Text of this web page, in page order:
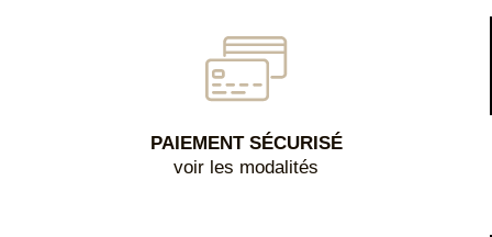
PAIEMENT SÉCURISÉ
voir les modalités